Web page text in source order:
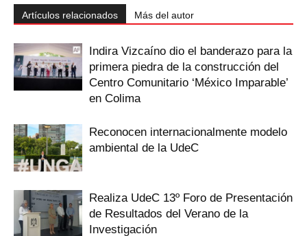
Artículos relacionados Más del autor
Indira Vizcaíno dio el banderazo para la
primera piedra de la construcción del
Centro Comunitario ‘México Imparable’
en Colima
Reconocen internacionalmente modelo
ambiental de la UdeC
Realiza UdeC 13º Foro de Presentación
de Resultados del Verano de la
Investigación